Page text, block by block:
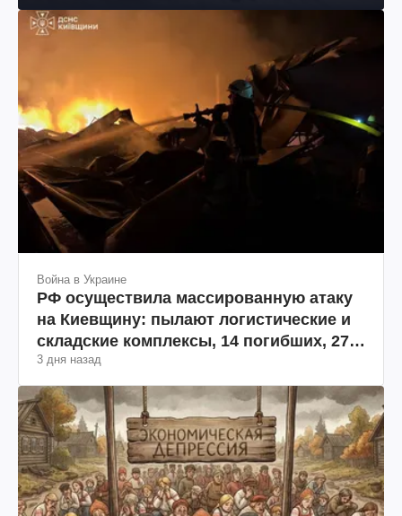
Война в Украине
РФ осуществила массированную атаку
на Киевщину: пылают логистические и
складские комплексы, 14 погибших, 27
раненых (фото, видео)
3 дня назад